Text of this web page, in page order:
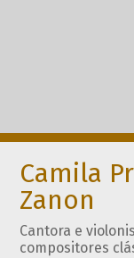
Camila
Zanon
Cantora e
compositores